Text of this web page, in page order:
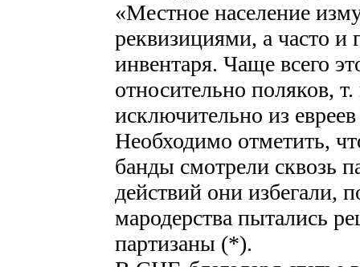
«Местное население
реквизициями, а часто
инвентаря. Чаще всего
относительно поляков,
исключительно из
Необходимо отметить,
банды смотрели сквозь
действий они избегали,
мародерства пытались
партизаны (*).